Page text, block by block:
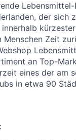
der
Zeit
an Top-
eines der am
in etwa 90